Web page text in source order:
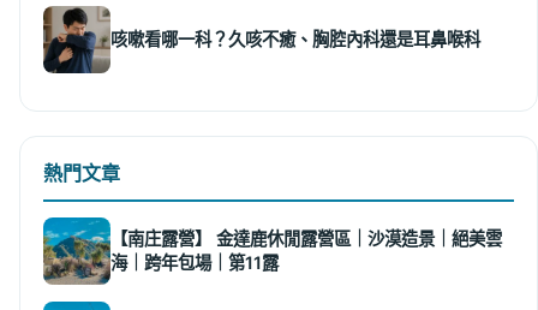
咳嗽看哪一科？久咳不癒、胸腔內科還是耳鼻喉科
熱門文章
【南庄露營】 金達鹿休閒露營區｜沙漠造景｜絕美雲
海｜跨年包場｜第11露